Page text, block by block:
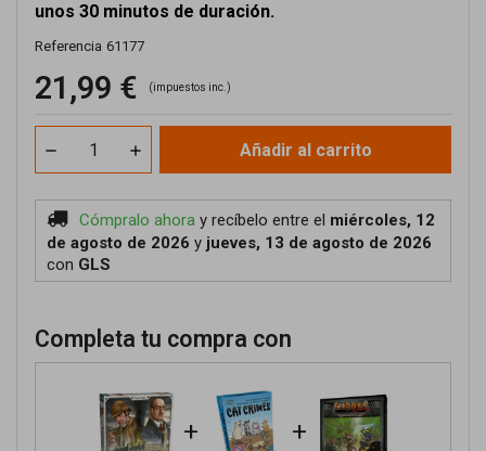
unos 30 minutos de duración.
Referencia 61177
21,99 € (impuestos inc.)
Añadir al carrito
Cómpralo ahora y recíbelo entre el miércoles, 12
de agosto de 2026 y jueves, 13 de agosto de 2026
con GLS
Completa tu compra con
+ +